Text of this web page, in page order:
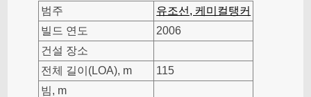
범주
유조선, 케미컬탱커
빌드 연도
2006
건설 장소
전체 길이(LOA), m
115
빔, m